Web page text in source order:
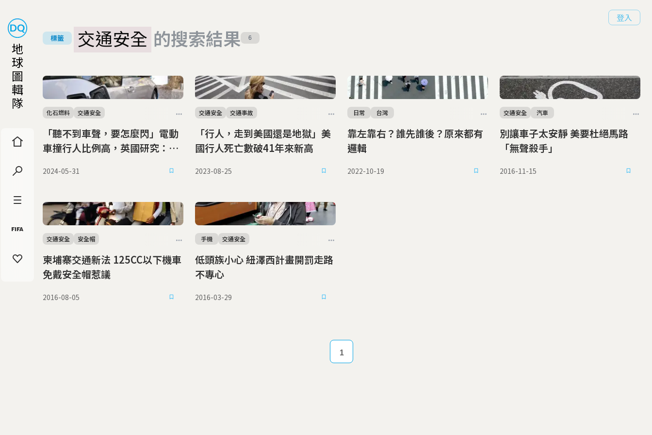
地
球
圖
輯
隊
登入
標籤 交通安全 的搜索結果 6
「聽不到車聲，要怎麼閃」電動
車撞行人比例高，英國研究：無
化石燃料 交通安全
2024-05-31
「行人，走到美國還是地獄」美
國行人死亡數破41年來新高
交通安全 交通事故
2023-08-25
靠左靠右？誰先誰後？原來都有
邏輯
日常 台灣
2022-10-19
別讓車子太安靜 美要杜絕馬路
「無聲殺手」
交通安全 汽車
2016-11-15
柬埔寨交通新法 125CC以下機車
免戴安全帽惹議
交通安全 安全帽
2016-08-05
低頭族小心 紐澤西計畫開罰走路
不專心
手機 交通安全
2016-03-29
1